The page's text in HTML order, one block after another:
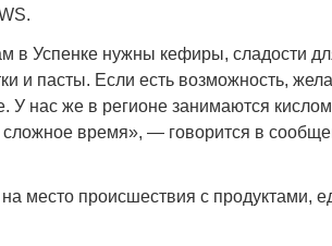
в Успенке нужны кефиры, сладости
и пасты. Если есть возможность,
У нас же в регионе занимаются
время», — говорится в
место происшествия с продуктами,
выбрал свет
17:00 29972
Странная
Дарига не
Авиакомпании
30.10.2024